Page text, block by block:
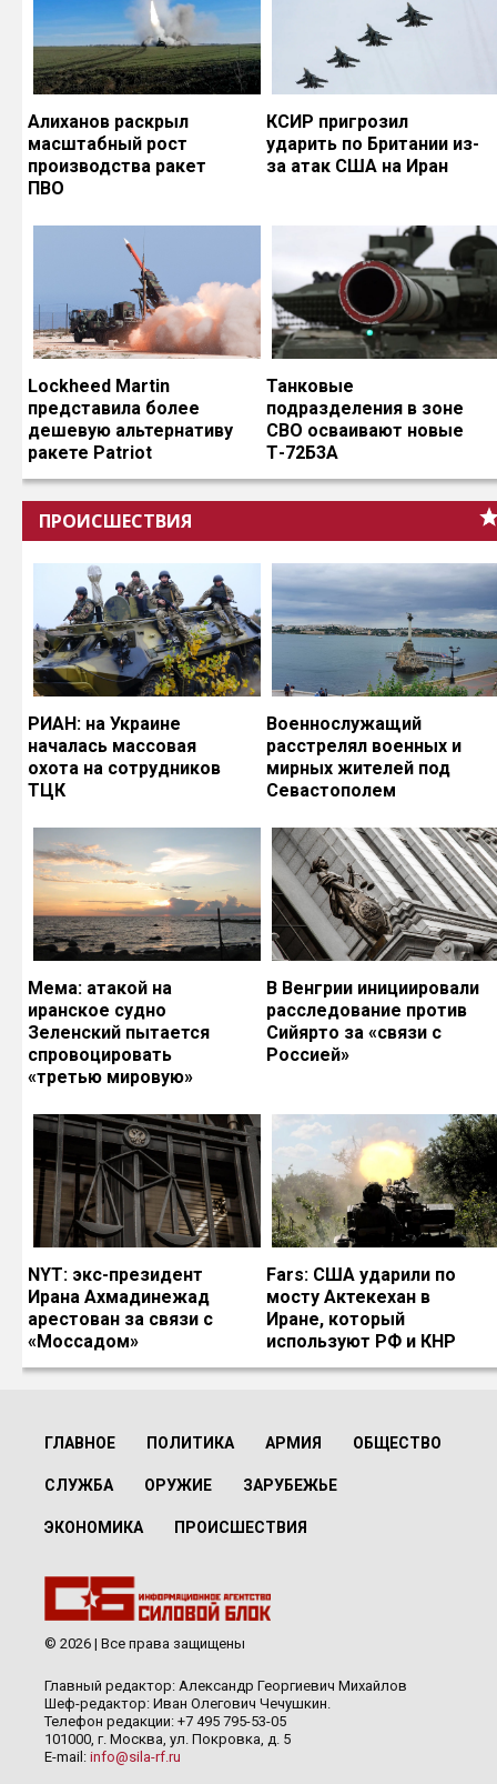
Алиханов раскрыл
масштабный рост
производства ракет
ПВО
КСИР пригрозил
ударить по Британии из-
за атак США на Иран
Lockheed Martin
представила более
дешевую альтернативу
ракете Patriot
Танковые
подразделения в зоне
СВО осваивают новые
Т-72Б3А
ПРОИСШЕСТВИЯ
РИАН: на Украине
началась массовая
охота на сотрудников
ТЦК
Военнослужащий
расстрелял военных и
мирных жителей под
Севастополем
Мема: атакой на
иранское судно
Зеленский пытается
спровоцировать
«третью мировую»
В Венгрии инициировали
расследование против
Сийярто за «связи с
Россией»
NYT: экс-президент
Ирана Ахмадинежад
арестован за связи с
«Моссадом»
Fars: США ударили по
мосту Актекехан в
Иране, который
используют РФ и КНР
ГЛАВНОЕ ПОЛИТИКА АРМИЯ ОБЩЕСТВО
СЛУЖБА ОРУЖИЕ ЗАРУБЕЖЬЕ
ЭКОНОМИКА ПРОИСШЕСТВИЯ
© 2026 | Все права защищены
Главный редактор: Александр Георгиевич Михайлов
Шеф-редактор: Иван Олегович Чечушкин.
Телефон редакции: +7 495 795-53-05
101000, г. Москва, ул. Покровка, д. 5
E-mail: info@sila-rf.ru